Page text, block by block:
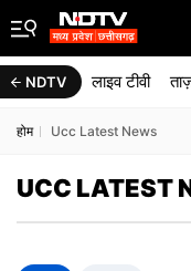
NDTV लाइव टीवी
होम Ucc Latest News
UCC LATEST